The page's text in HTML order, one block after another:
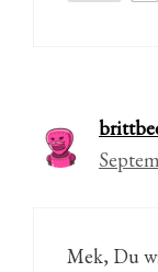
Mek, Du